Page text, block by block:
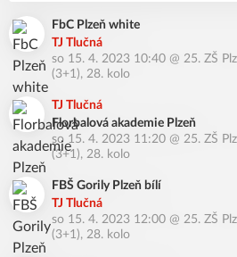
FbC Plzeň white
TJ Tlučná
so 15. 4. 2023 10:40 @ 25. ZŠ
(3+1), 28. kolo
TJ Tlučná
Florbalová akademie Plzeň
so 15. 4. 2023 11:20 @ 25. ZŠ
(3+1), 28. kolo
FBŠ Gorily Plzeň bílí
TJ Tlučná
so 15. 4. 2023 12:00 @ 25. ZŠ
(3+1), 28. kolo